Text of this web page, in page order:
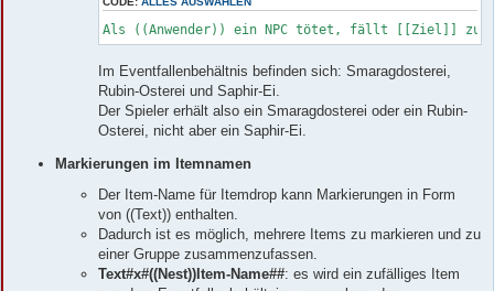
Als ((Anwender)) ein NPC tötet, fällt [[Ziel]] zu
Im Eventfallenbehältnis befinden sich: Smaragdosterei,
Rubin-Osterei und Saphir-Ei.
Der Spieler erhält also ein Smaragdosterei oder ein Rubin-
Osterei, nicht aber ein Saphir-Ei.
Markierungen im Itemnamen
Der Item-Name für Itemdrop kann Markierungen in Form
von ((Text)) enthalten.
Dadurch ist es möglich, mehrere Items zu markieren und zu
einer Gruppe zusammenzufassen.
Text#x#((Nest))Item-Name##: es wird ein zufälliges Item